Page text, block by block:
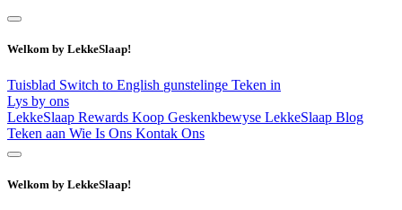
Welkom by LekkeSlaap!
Tuisblad Switch to English gunstelinge Teken in
Lys by ons
LekkeSlaap Rewards Koop Geskenkbewyse LekkeSlaap Blog
Teken aan Wie Is Ons Kontak Ons
Welkom by LekkeSlaap!